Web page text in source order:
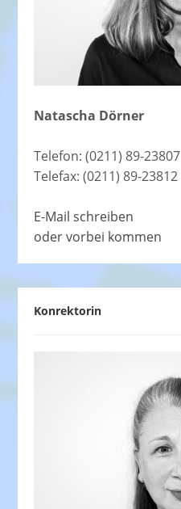
Natascha Dörner
Telefon: (0211) 89-23807
Telefax: (0211) 89-23812
E-Mail schreiben
oder vorbei kommen
Konrektorin